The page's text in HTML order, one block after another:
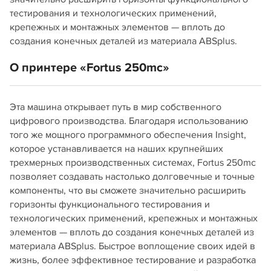
тестирования и технологических применений,
крепежных и монтажных элементов — вплоть до
создания конечных деталей из материала ABSplus.
О принтере «Fortus 250mc»
Эта машина открывает путь в мир собственного
цифрового производства. Благодаря использованию
того же мощного программного обеспечения Insight,
которое устанавливается на наших крупнейших
трехмерных производственных системах, Fortus 250mc
позволяет создавать настолько долговечные и точные
компоненты, что вы сможете значительно расширить
горизонты функционального тестирования и
технологических применений, крепежных и монтажных
элементов — вплоть до создания конечных деталей из
материала ABSplus. Быстрое воплощение своих идей в
жизнь, более эффективное тестирование и разработка